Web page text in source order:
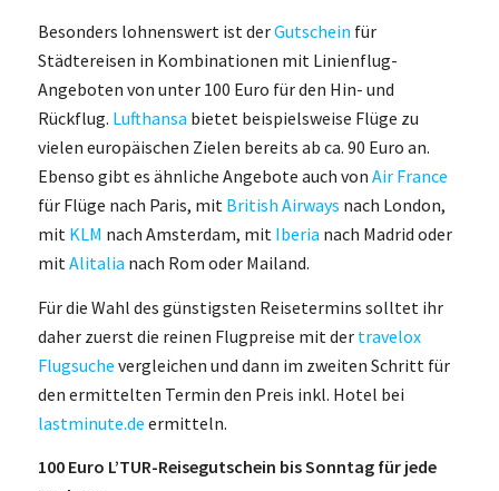
Besonders lohnenswert ist derGutschein für
Städtereisen in Kombinationen mit Linienflug-
Angeboten von unter 100 Euro für den Hin- und
Rückflug. Lufthansa bietet beispielsweise Flüge zu
vielen europäischen Zielen bereits ab ca. 90 Euro an.
Ebenso gibt es ähnliche Angebote auch von Air France
für Flüge nach Paris, mit British Airways nach London,
mit KLM nach Amsterdam, mit Iberia nach Madrid oder
mit Alitalia nach Rom oder Mailand.
Für die Wahl des günstigsten Reisetermins solltet ihr
daher zuerst die reinen Flugpreise mit der travelox
Flugsuche vergleichen und dann im zweiten Schritt für
den ermittelten Termin den Preis inkl. Hotel bei
lastminute.de ermitteln.
100 Euro L’TUR-Reisegutschein bis Sonntag für jede